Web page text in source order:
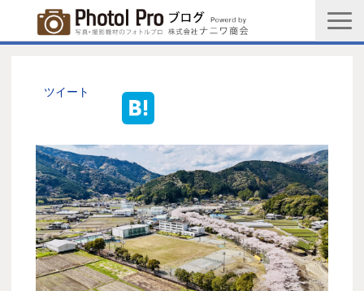
メルマガ登録
PGC新規登録申込み
写真館協会新規登録申込み
お問い合わせ
ツイート